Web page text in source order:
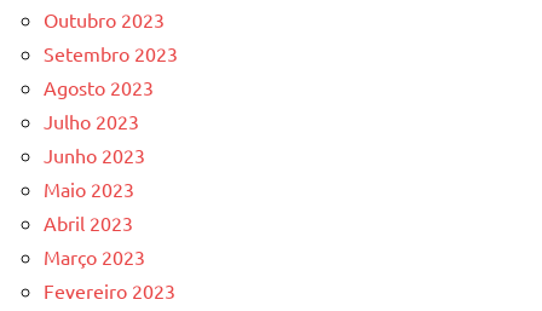
Outubro 2023
Setembro 2023
Agosto 2023
Julho 2023
Junho 2023
Maio 2023
Abril 2023
Março 2023
Fevereiro 2023